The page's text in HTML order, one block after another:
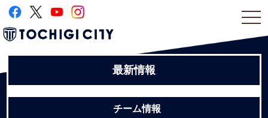
最新情報
チーム情報